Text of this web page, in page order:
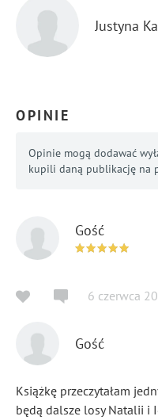
Justyna
OPINIE
Opinie mogą dodawać
kupili daną publikację na
Gość
6 czerwca
Gość
Książkę przeczytałam
będą dalsze losy Natalii i